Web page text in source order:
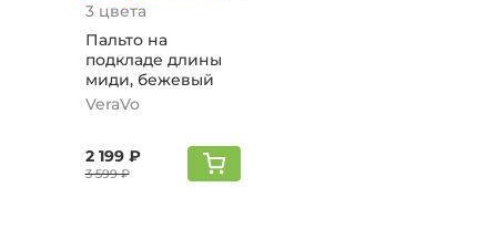
3 цвета
Пальто на
подкладе длины
миди, бежевый
VeraVo
2 199 ₽
3 599 ₽